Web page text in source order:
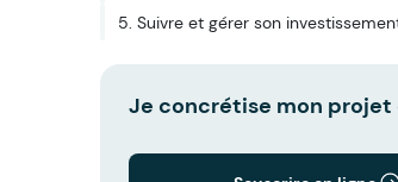
5. Suivre et gérer son
Je concrétise mon projet